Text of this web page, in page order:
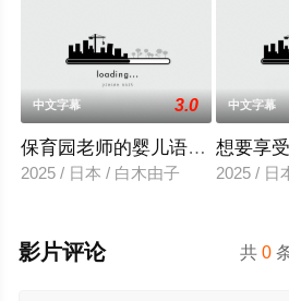
中文字幕 3.0
保育园老师的婴儿语让人超兴奋
2025 / 日本 / 白木由子
中文字幕
想要享
2025 / 日
共0
影片评论